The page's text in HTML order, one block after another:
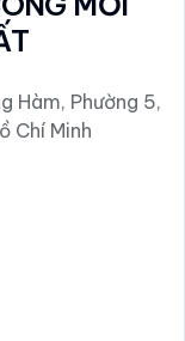
Hàm, Phường 5,
Chí Minh